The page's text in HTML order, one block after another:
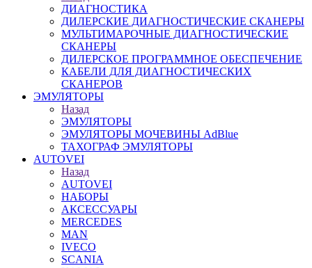
ДИАГНОСТИКА
ДИЛЕРСКИЕ ДИАГНОСТИЧЕСКИЕ СКАНЕРЫ
МУЛЬТИМАРОЧНЫЕ ДИАГНОСТИЧЕСКИЕ
СКАНЕРЫ
ДИЛЕРСКОЕ ПРОГРАММНОЕ ОБЕСПЕЧЕНИЕ
КАБЕЛИ ДЛЯ ДИАГНОСТИЧЕСКИХ
СКАНЕРОВ
ЭМУЛЯТОРЫ
Назад
ЭМУЛЯТОРЫ
ЭМУЛЯТОРЫ МОЧЕВИНЫ АdBlue
ТАХОГРАФ ЭМУЛЯТОРЫ
AUTOVEI
Назад
AUTOVEI
НАБОРЫ
АКСЕССУАРЫ
MERCEDES
MAN
IVECO
SCANIA